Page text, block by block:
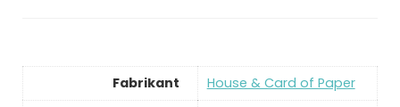
Fabrikant ‎House & Card of Paper